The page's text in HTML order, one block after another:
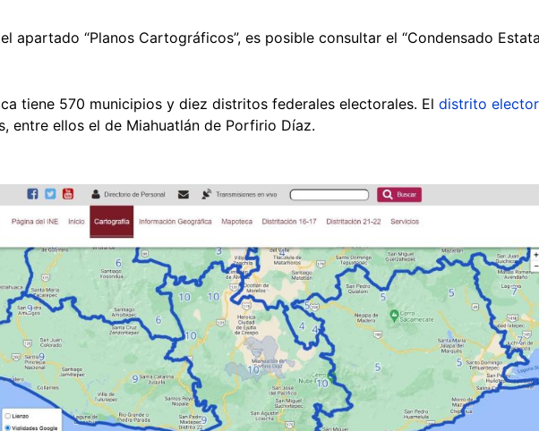
apartado “Planos Cartográficos”, es posible consultar el “Condensado
tiene 570 municipios y diez distritos federales electorales. El distrito
entre ellos el de Miahuatlán de Porfirio Díaz.